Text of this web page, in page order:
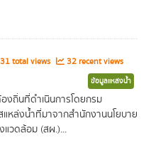
total views 32 recent views
ข้อมูลแหล่งน้ำ
ถิ่นที่ดำเนินการโดยกรม
ล่งน้ำที่มาจากสำนักงานนโยบาย
แวดล้อม (สผ.)...